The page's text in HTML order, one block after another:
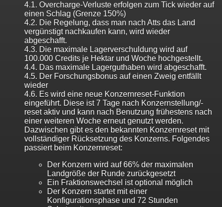
4.1. Overcharge-Verluste erfolgen zum Tick wieder auf
einen Schlag (Grenze 150%)
4.2. Die Regelung, dass man nach Atts das Land
vergünstigt nachkaufen kann, wird wieder
abgeschafft.
4.3. Die maximale Lagerverschuldung wird auf
100.000 Credits je Hektar und Woche hochgestellt.
4.4. Das maximale Lagerguthaben wird abgeschafft.
4.5. Der Forschungsbonus auf einen Zweig entfällt
wieder
4.6. Es wird eine neue Konzernreset-Funktion
eingeführt. Diese ist 7 Tage nach Konzernstellung/-
reset aktiv und kann nach Benutzung frühestens nach
einer weiteren Woche erneut genutzt werden.
Dazwischen gibt es den bekannten Konzernreset mit
vollständiger Rücksetzung des Konzerns. Folgendes
passiert beim Konzernreset:
Der Konzern wird auf 66% der maximalen
Landgröße der Runde zurückgesetzt
Ein Fraktionswechsel ist optional möglich
Der Konzern startet mit einer
Konfigurationsphase und 72 Stunden